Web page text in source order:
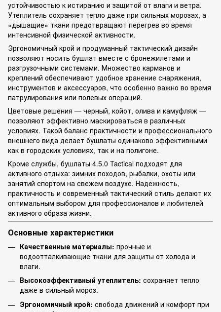
устойчивостью к истиранию и защитой от влаги и ветра.
Утеплитель сохраняет тепло даже при сильных морозах, а
«дышащие» ткани предотвращают перегрев во время
интенсивной физической активности.
Эргономичный крой и продуманный тактический дизайн
позволяют носить бушлат вместе с бронежилетами и
разгрузочными системами. Множество карманов и
креплений обеспечивают удобное хранение снаряжения,
инструментов и аксессуаров, что особенно важно во время
патрулирования или полевых операций.
Цветовые решения — черный, койот, олива и камуфляж —
позволяют эффективно маскироваться в различных
условиях. Такой баланс практичности и профессионального
внешнего вида делает бушлаты одинаково эффективными
как в городских условиях, так и на полигоне.
Кроме службы, бушлаты 4.5.0 Tactical подходят для
активного отдыха: зимних походов, рыбалки, охоты или
занятий спортом на свежем воздухе. Надежность,
практичность и современный тактический стиль делают их
оптимальным выбором для профессионалов и любителей
активного образа жизни.
Основные характеристики
Качественные материалы: прочные и
водоотталкивающие ткани для защиты от холода и
влаги.
Высокоэффективный утеплитель: сохраняет тепло
даже в сильный мороз.
Эргономичный крой: свобода движений и комфорт при